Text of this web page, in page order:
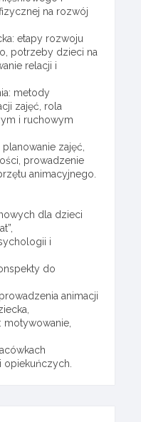
na rozwój
etapy rozwoju
potrzeby dzieci na
relacji i
metody
zajęć, rola
i ruchowym
zajęć,
prowadzenie
animacyjnego.
dla dzieci
i
do
animacji
motywowanie,
opiekuńczych.